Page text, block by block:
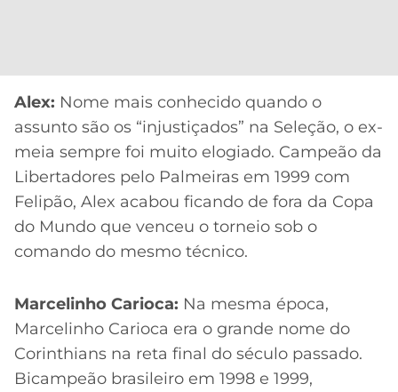
Alex: Nome mais conhecido quando o
assunto são os “injustiçados” na Seleção, o ex-
meia sempre foi muito elogiado. Campeão da
Libertadores pelo Palmeiras em 1999 com
Felipão, Alex acabou ficando de fora da Copa
do Mundo que venceu o torneio sob o
comando do mesmo técnico.
Marcelinho Carioca: Na mesma época,
Marcelinho Carioca era o grande nome do
Corinthians na reta final do século passado.
Bicampeão brasileiro em 1998 e 1999,